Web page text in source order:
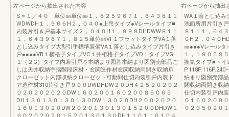
左ページから抽出された内容
S＝１／４０ 単位㎜単位㎜１，８２５９６７１，６４３８１１
WDWDH１，９６６H２，０４０●上吊タイプ●Vレールタイプ■
内装片引き戸基本サイズ２，０４０H１，９９８DHDWW８１１
１，６４３９６７１，８２５単位㎜VF１フラットタイプVA１落
とし込みタイプ大型引手標準装備VA１落とし込みタイプ片引き
戸●●●●VB１横格子タイプVC１井桁格子タイプVD１タイプVG
１（２G）タイプ内装引戸基本納まり図基本納まり図別売部品ご
しは天井収納手摺階段床材・玄関造作材玄関収納両開き収納扉
クローゼット内部収納クローゼット可動間仕切内装引戸内装ド
ア造作材310片引き戸９００DWDHDW２０DH４２５２０２０２
０２０２０２０２０DW１６０２００１６０２００８５０６５
DH１３０１３０１３０１３０DW１３０２０DH２００２０２０
１６０１３０２０DW２０２０１３０１３０１５２００DHDW１
６０２０２０２０１５２０１３０１３０DH１１０１１０１０４
右ページから抽出
WA１落とし込み
洗面所用片引き
８１１１，６４
０H２，０４０
㎜●●●Vレールタ
１，１９０５８
換気タイプ■ト
納まり図別売部
関収納両開き収
仕切内装引戸内
０１６０２０９
０２０５０２０